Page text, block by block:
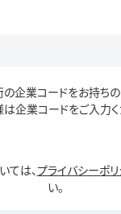
企業コードをお持ち
企業コードをご入力く
ては、プライバシーポ
い。